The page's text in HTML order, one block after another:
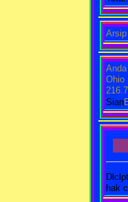
Arsip
Ohio
Sian
hak